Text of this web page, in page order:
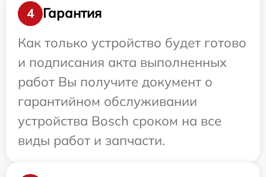
4
Гарантия
Как только устройство будет готово
и подписания акта выполненных
работ Вы получите документ о
гарантийном обслуживании
устройства Bosch сроком на все
виды работ и запчасти.